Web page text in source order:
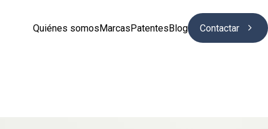
Quiénes somosMarcasPatentesBlog Contactar 